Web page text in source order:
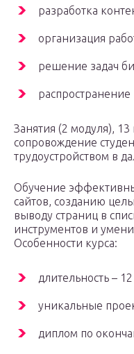
разработка
организация
решение задач
распространение
Занятия (2 модуля),
сопровождение
трудоустройством в
Обучение
сайтов, созданию
выводу страниц в
инструментов и
Особенности курса:
длительность –
уникальные
диплом по